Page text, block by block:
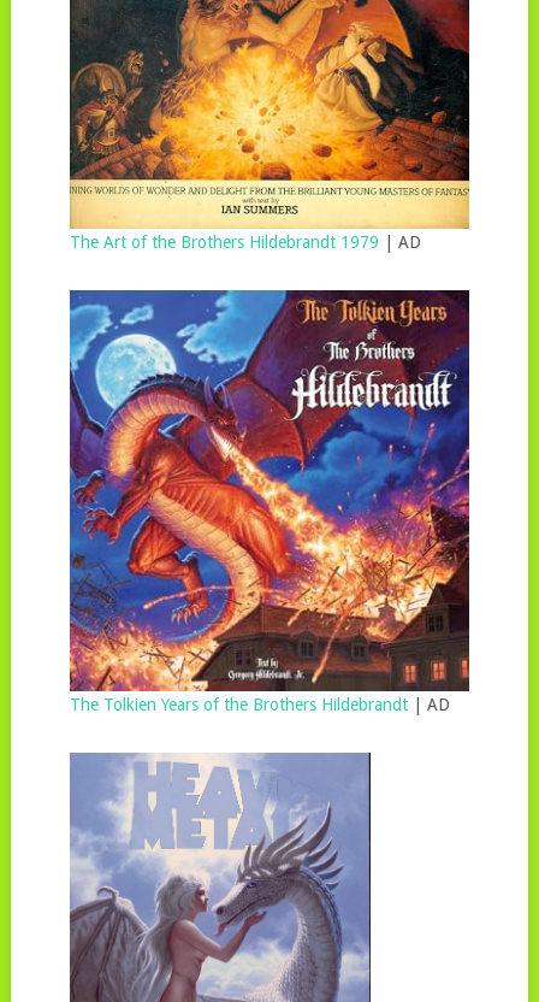
The Art of the Brothers Hildebrandt 1979 | AD
The Tolkien Years of the Brothers Hildebrandt | AD